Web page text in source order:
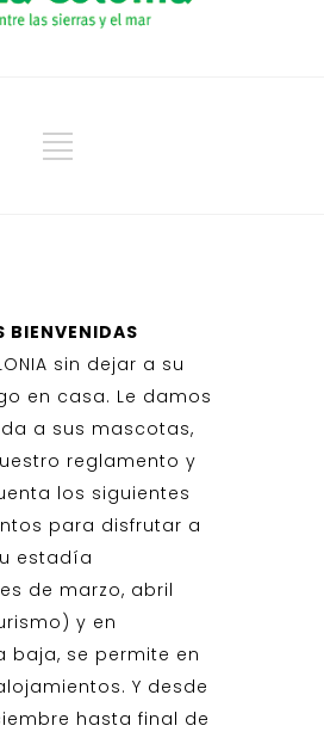
BIENVENIDAS
sin dejar a su
en casa. Le damos
a sus mascotas,
reglamento y
los siguientes
para disfrutar a
estadía
de marzo, abril
y en
baja, se permite en
Y desde
hasta final de